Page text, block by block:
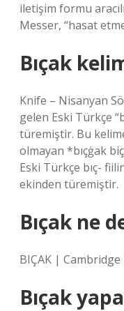
iletişim formu
Messer, “hasat
Bıçak
Knife – Nisanyan
gelen Eski Türkçe
türemiştir. Bu
olmayan *bıçġak
Eski Türkçe bıç-
ekinden türemiştir.
Bıçak ne
BIÇAK | Cambridge
Bıçak